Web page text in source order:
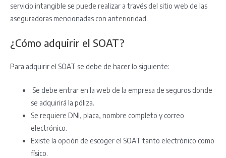
servicio intangible se puede realizar a través del sitio web de las
aseguradoras mencionadas con anterioridad.
¿Cómo adquirir el SOAT?
Para adquirir el SOAT se debe de hacer lo siguiente:
Se debe entrar en la web de la empresa de seguros donde
se adquirirá la póliza.
Se requiere DNI, placa, nombre completo y correo
electrónico.
Existe la opción de escoger el SOAT tanto electrónico como
físico.